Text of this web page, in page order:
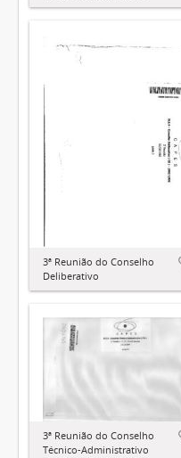
3ª Reunião do Conselho
Deliberativo
3ª Reunião do Conselho
Técnico-Administrativo